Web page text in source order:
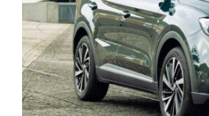
Вакансии
VIDI Карьера
Контакты